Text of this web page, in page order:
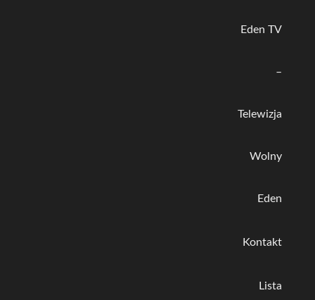
Eden TV
–
Telewizja
Wolny
Eden
Kontakt
Lista